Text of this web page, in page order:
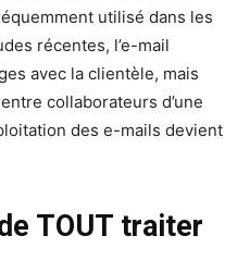
utilisé dans les
récentes, l’e-mail
avec la clientèle, mais
collaborateurs d’une
des e-mails devient
TOUT traiter